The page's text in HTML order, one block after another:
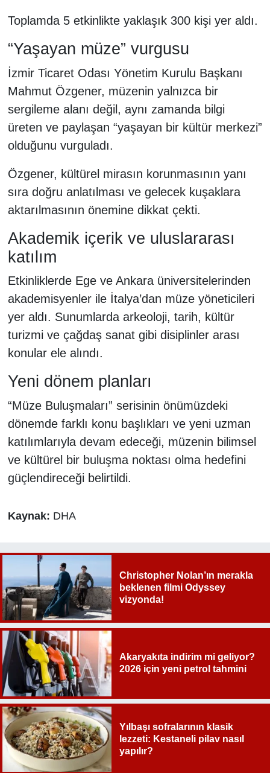
Toplamda 5 etkinlikte yaklaşık 300 kişi yer aldı.
“Yaşayan müze” vurgusu
İzmir Ticaret Odası Yönetim Kurulu Başkanı
Mahmut Özgener, müzenin yalnızca bir
sergileme alanı değil, aynı zamanda bilgi
üreten ve paylaşan “yaşayan bir kültür merkezi”
olduğunu vurguladı.
Özgener, kültürel mirasın korunmasının yanı
sıra doğru anlatılması ve gelecek kuşaklara
aktarılmasının önemine dikkat çekti.
Akademik içerik ve uluslararası
katılım
Etkinliklerde Ege ve Ankara üniversitelerinden
akademisyenler ile İtalya’dan müze yöneticileri
yer aldı. Sunumlarda arkeoloji, tarih, kültür
turizmi ve çağdaş sanat gibi disiplinler arası
konular ele alındı.
Yeni dönem planları
“Müze Buluşmaları” serisinin önümüzdeki
dönemde farklı konu başlıkları ve yeni uzman
katılımlarıyla devam edeceği, müzenin bilimsel
ve kültürel bir buluşma noktası olma hedefini
güçlendireceği belirtildi.
Kaynak: DHA
Christopher Nolan’ın merakla
beklenen filmi Odyssey
vizyonda!
Akaryakıta indirim mi geliyor?
2026 için yeni petrol tahmini
Yılbaşı sofralarının klasik
lezzeti: Kestaneli pilav nasıl
yapılır?